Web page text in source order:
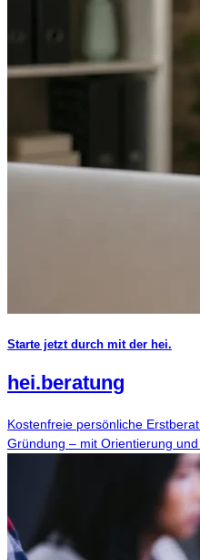
Starte jetzt durch mit der hei.
hei.beratung
Kostenfreie persönliche
Gründung – mit Orientierung